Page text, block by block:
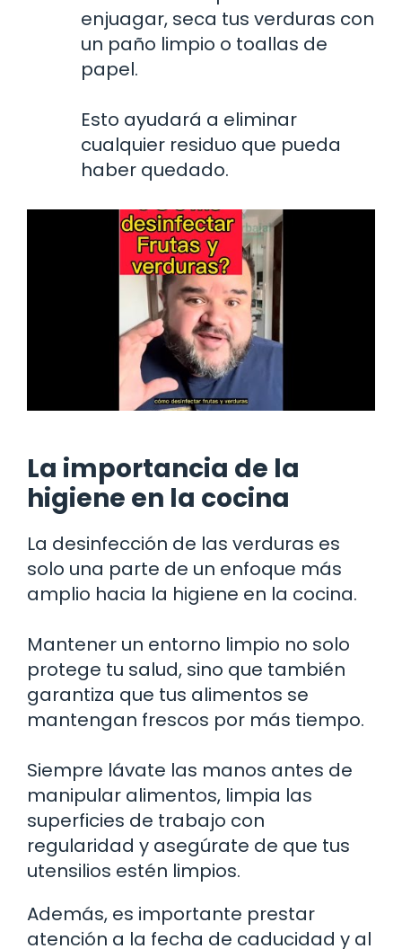
enjuagar, seca tus verduras con
un paño limpio o toallas de
papel.
Esto ayudará a eliminar
cualquier residuo que pueda
haber quedado.
La importancia de la
higiene en la cocina
La desinfección de las verduras es
solo una parte de un enfoque más
amplio hacia la higiene en la cocina.
Mantener un entorno limpio no solo
protege tu salud, sino que también
garantiza que tus alimentos se
mantengan frescos por más tiempo.
Siempre lávate las manos antes de
manipular alimentos, limpia las
superficies de trabajo con
regularidad y asegúrate de que tus
utensilios estén limpios.
Además, es importante prestar
atención a la fecha de caducidad y al